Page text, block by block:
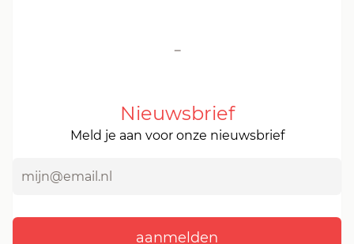
-
Nieuwsbrief
Meld je aan voor onze nieuwsbrief